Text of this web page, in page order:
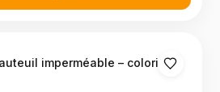
imperméable – coloris